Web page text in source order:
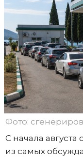
Фото:
С начала
из самых